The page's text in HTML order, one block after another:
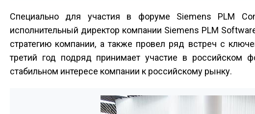
Специально для участия в форуме Siemens PLM
исполнительный директор компании Siemens PLM
стратегию компании, а также провел ряд встреч с
третий год подряд принимает участие в российском
стабильном интересе компании к российскому рынку.